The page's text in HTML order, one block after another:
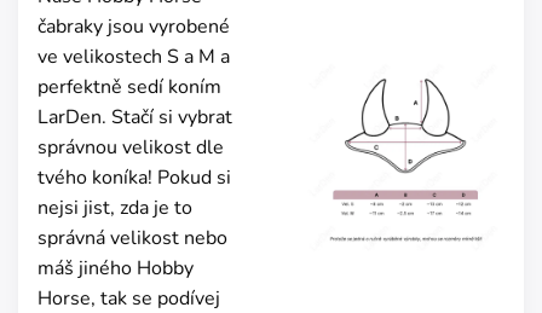
čabraky jsou vyrobené
ve velikostech S a M a
perfektně sedí koním
LarDen. Stačí si vybrat
správnou velikost dle
tvého koníka! Pokud si
nejsi jist, zda je to
správná velikost nebo
máš jiného Hobby
Horse, tak se podívej